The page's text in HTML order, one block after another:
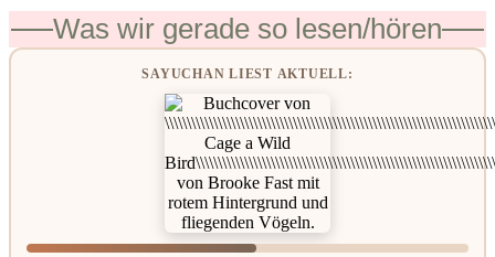
Was wir gerade so lesen/hören
SAYUCHAN LIEST AKTUELL: